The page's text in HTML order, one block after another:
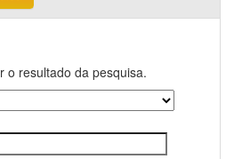
o resultado da pesquisa.